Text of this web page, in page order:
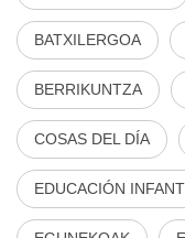
BATXILERGOA
BERRIKUNTZA
COSAS DEL DÍA
EDUCACIÓN